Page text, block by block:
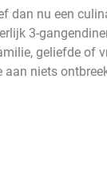
dan nu een
3-
geliefde of
niets